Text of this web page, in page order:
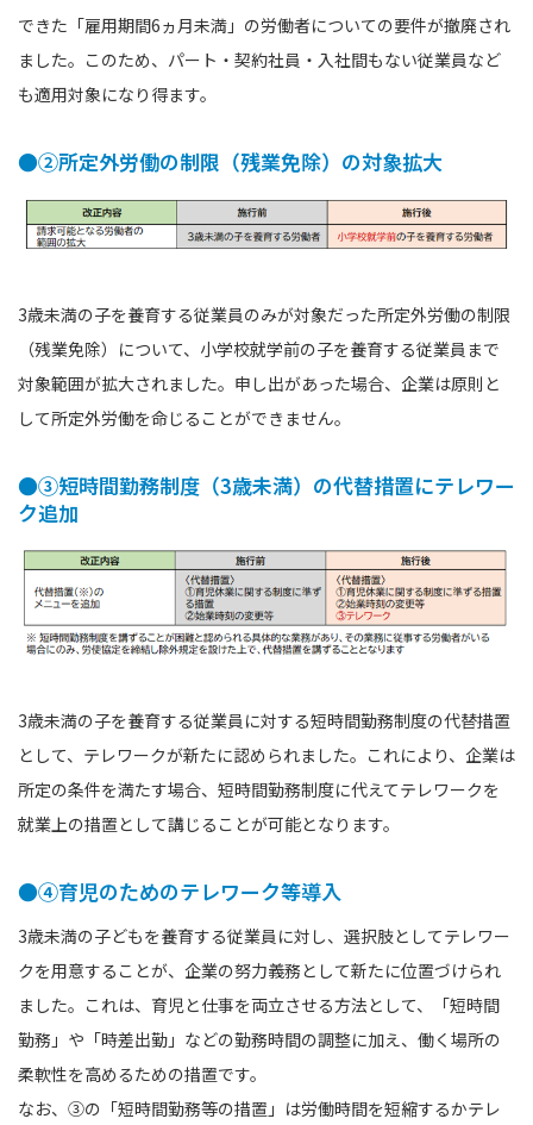
できた「雇用期間6ヵ月未満」の労働者についての要件が撤廃され
ました。このため、パート・契約社員・入社間もない従業員など
も適用対象になり得ます。
●②所定外労働の制限（残業免除）の対象拡大
3歳未満の子を養育する従業員のみが対象だった所定外労働の制限
（残業免除）について、小学校就学前の子を養育する従業員まで
対象範囲が拡大されました。申し出があった場合、企業は原則と
して所定外労働を命じることができません。
●③短時間勤務制度（3歳未満）の代替措置にテレワー
ク追加
3歳未満の子を養育する従業員に対する短時間勤務制度の代替措置
として、テレワークが新たに認められました。これにより、企業は
所定の条件を満たす場合、短時間勤務制度に代えてテレワークを
就業上の措置として講じることが可能となります。
●④育児のためのテレワーク等導入
3歳未満の子どもを養育する従業員に対し、選択肢としてテレワー
クを用意することが、企業の努力義務として新たに位置づけられ
ました。これは、育児と仕事を両立させる方法として、「短時間
勤務」や「時差出勤」などの勤務時間の調整に加え、働く場所の
柔軟性を高めるための措置です。
なお、③の「短時間勤務等の措置」は労働時間を短縮するかテレ